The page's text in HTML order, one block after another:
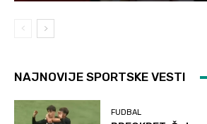
NAJNOVIJE SPORTSKE VESTI
FUDBAL